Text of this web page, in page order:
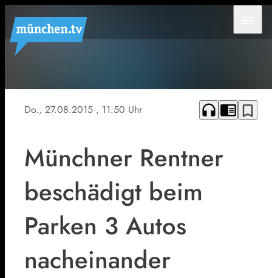
Symbolfoto
Do., 27.08.2015 , 11:50 Uhr headphones chrome_reader_mode bookmark_border
Münchner Rentner
beschädigt beim
Parken 3 Autos
nacheinander